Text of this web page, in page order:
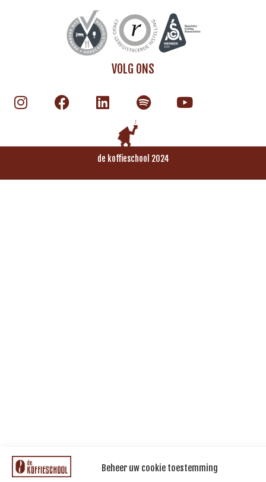
Beheer uw cookie toestemming
VOLG ONS
de koffieschool 2024